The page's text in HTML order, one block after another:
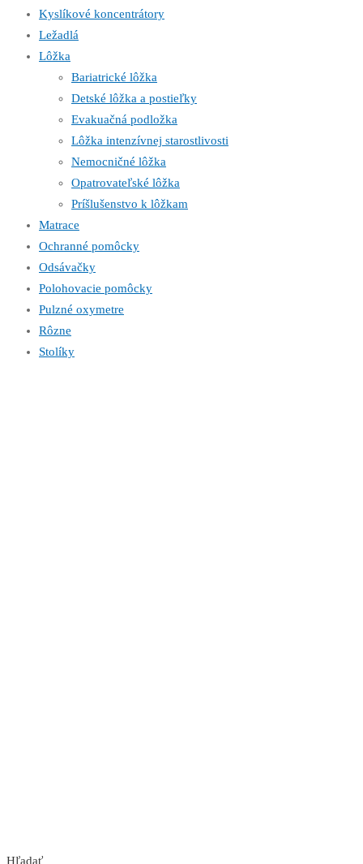
Kyslíkové koncentrátory
Ležadlá
Lôžka
Bariatrické lôžka
Detské lôžka a postieľky
Evakuačná podložka
Lôžka intenzívnej starostlivosti
Nemocničné lôžka
Opatrovateľské lôžka
Príšlušenstvo k lôžkam
Matrace
Ochranné pomôcky
Odsávačky
Polohovacie pomôcky
Pulzné oxymetre
Rôzne
Stolíky
Hľadať